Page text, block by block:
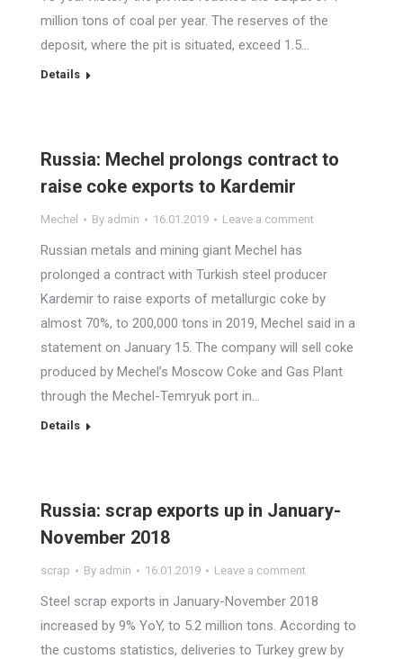
million tons of coal per year. The reserves of the
deposit, where the pit is situated, exceed 1.5…
Details
Russia: Mechel prolongs contract to
raise coke exports to Kardemir
Mechel By admin 16.01.2019 Leave a comment
Russian metals and mining giant Mechel has
prolonged a contract with Turkish steel producer
Kardemir to raise exports of metallurgic coke by
almost 70%, to 200,000 tons in 2019, Mechel said in a
statement on January 15. The company will sell coke
produced by Mechel’s Moscow Coke and Gas Plant
through the Mechel-Temryuk port in…
Details
Russia: scrap exports up in January-
November 2018
scrap By admin 16.01.2019 Leave a comment
Steel scrap exports in January-November 2018
increased by 9% YoY, to 5.2 million tons. According to
the customs statistics, deliveries to Turkey grew by